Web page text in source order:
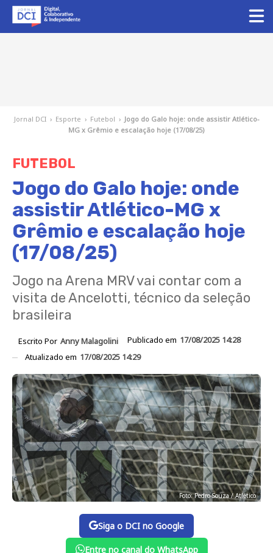
Jornal DCI › Esporte › Futebol › Jogo do Galo hoje: onde assistir Atlético-
MG x Grêmio e escalação hoje (17/08/25)
FUTEBOL
Jogo do Galo hoje: onde
assistir Atlético-MG x
Grêmio e escalação hoje
(17/08/25)
Jogo na Arena MRV vai contar com a
visita de Ancelotti, técnico da seleção
brasileira
Escrito Por Anny Malagolini Publicado em 17/08/2025 14:28
Atualizado em 17/08/2025 14:29
Foto: Pedro Souza / Atlético
Siga o DCI no Google
Entre no canal do WhatsApp